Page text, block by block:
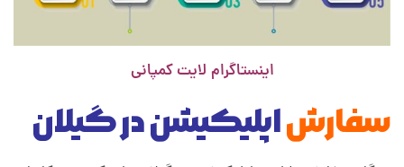
اینستاگرام لایت کمپانی
سفارشاپلیکیشن در گیلان